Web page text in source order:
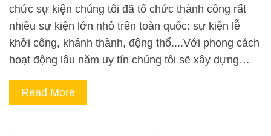
chức sự kiện chúng tôi đã tổ chức thành công rất
nhiều sự kiện lớn nhỏ trên toàn quốc: sự kiện lễ
khởi công, khánh thành, động thổ....Với phong cách
hoạt động lâu năm uy tín chúng tôi sẽ xây dựng…
Read More